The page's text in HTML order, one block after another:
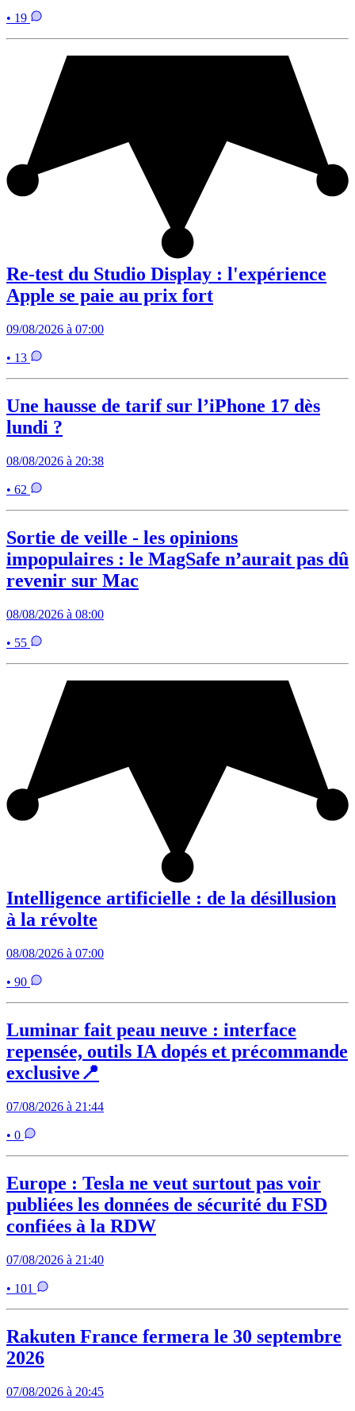
• 19
Re-test du Studio Display : l'expérience
Apple se paie au prix fort
09/08/2026 à 07:00
• 13
Une hausse de tarif sur l’iPhone 17 dès
lundi ?
08/08/2026 à 20:38
• 62
Sortie de veille - les opinions
impopulaires : le MagSafe n’aurait pas dû
revenir sur Mac
08/08/2026 à 08:00
• 55
Intelligence artificielle : de la désillusion
à la révolte
08/08/2026 à 07:00
• 90
Luminar fait peau neuve : interface
repensée, outils IA dopés et précommande
exclusive📍
07/08/2026 à 21:44
• 0
Europe : Tesla ne veut surtout pas voir
publiées les données de sécurité du FSD
confiées à la RDW
07/08/2026 à 21:40
• 101
Rakuten France fermera le 30 septembre
2026
07/08/2026 à 20:45